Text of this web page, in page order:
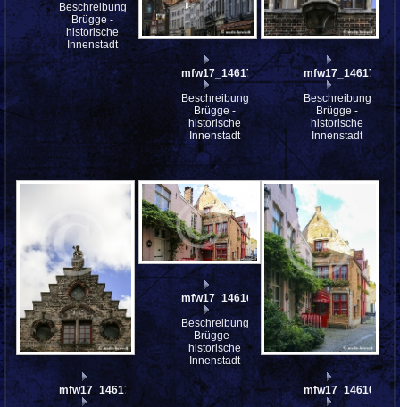
Beschreibung:
Brügge -
historische
Innenstadt
mfw17_146173
Beschreibung:
Brügge -
historische
Innenstadt
mfw17_146172
Beschreibung:
Brügge -
historische
Innenstadt
mfw17_146171
mfw17_146169
Beschreibung:
Brügge -
historische
Innenstadt
mfw17_146165